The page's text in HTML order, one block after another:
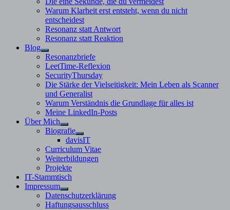
Warum Klarheit erst entsteht, wenn du nicht
entscheidest
Resonanz statt Antwort
Resonanz statt Reaktion
Blog
Untermenü
anzeigen
Resonanzbriefe
LeetTime-Reflexion
SecurityThursday
Die Stärke der Vielseitigkeit: Mein Leben als Scanner
und Generalist
Warum Verständnis die Grundlage für alles ist
Meine LinkedIn-Posts
Über Mich
Untermenü
anzeigen
Biografie
Untermenü
anzeigen
davisIT
Curriculum Vitae
Weiterbildungen
Projekte
IT-Stammtisch
Impressum
Untermenü
anzeigen
Datenschutzerklärung
Haftungsausschluss